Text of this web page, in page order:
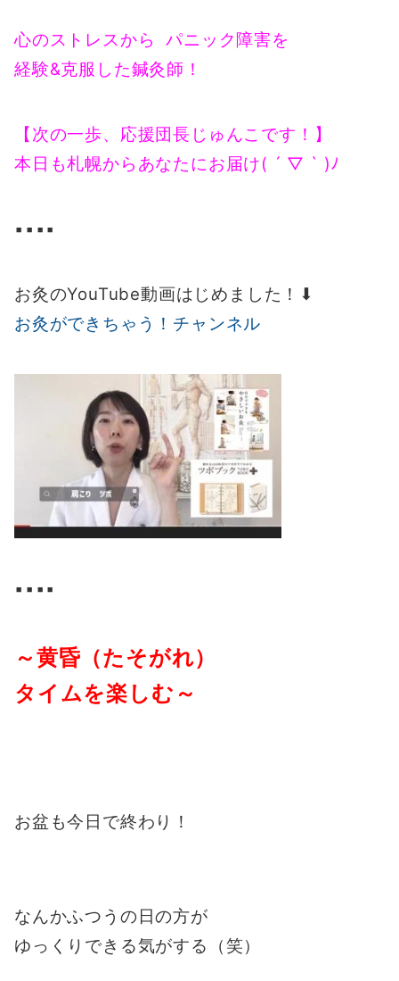
心のストレスから パニック障害を
経験&克服した鍼灸師！
【次の一歩、応援団長じゅんこです！】
本日も札幌からあなたにお届け( ´ ▽ ` )ﾉ
▪️▪️▪️▪️
お灸のYouTube動画はじめました！⬇︎
お灸ができちゃう！チャンネル
▪️▪️▪️▪️
～黄昏（たそがれ）
タイムを楽しむ～
お盆も今日で終わり！
なんかふつうの日の方が
ゆっくりできる気がする（笑）